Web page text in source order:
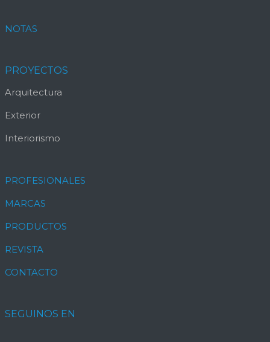
NOTAS
PROYECTOS
Arquitectura
Exterior
Interiorismo
PROFESIONALES
MARCAS
PRODUCTOS
REVISTA
CONTACTO
SEGUINOS EN